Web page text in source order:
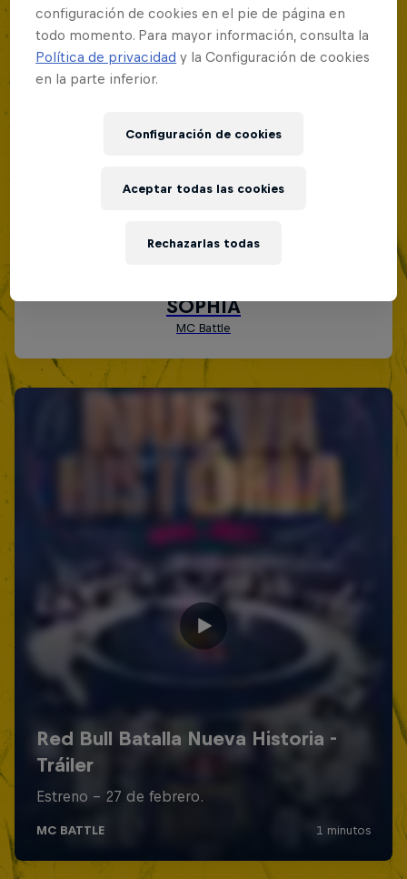
configuración de cookies en el pie de página en
todo momento. Para mayor información, consulta la
Política de privacidad y la Configuración de cookies
en la parte inferior.
Configuración de cookies
Rechazarlas todas
Aceptar todas las cookies